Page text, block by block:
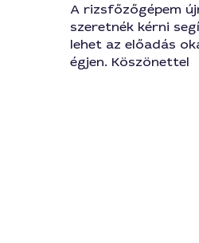
A rizsfőzőgépem
szeretnék kérni
lehet az előadás
égjen. Köszönettel